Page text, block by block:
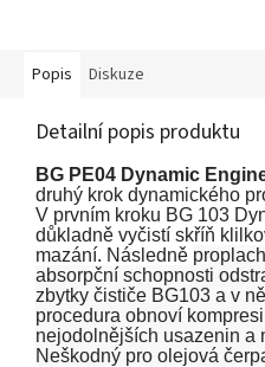
Popis Diskuze
Detailní popis produktu
BG PE04 Dynamic
druhý krok dynamického
V prvním kroku BG 103
důkladně vyčistí skříň
mazání. Následně
absorpční schopnosti
zbytky čističe BG103 a v
procedura obnoví
nejodolnějších usazenin a
Neškodný pro olejová